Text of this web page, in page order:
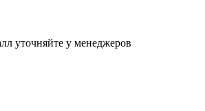
уточняйте у менеджеров